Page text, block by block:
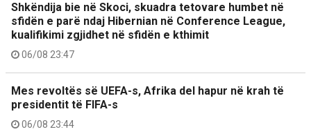
Shkëndija bie në Skoci, skuadra tetovare humbet në
sfidën e parë ndaj Hibernian në Conference League,
kualifikimi zgjidhet në sfidën e kthimit
06/08 23:47
Mes revoltës së UEFA-s, Afrika del hapur në krah të
presidentit të FIFA-s
06/08 23:44